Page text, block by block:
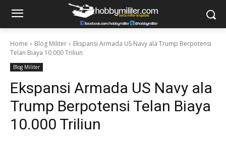
Home Blog Militer
Ekspansi Armada US Navy ala Trump Berpotensi
Telan Biaya 10.000 Triliun
Blog Militer
Ekspansi Armada US Navy ala
Trump Berpotensi Telan Biaya
10.000 Triliun